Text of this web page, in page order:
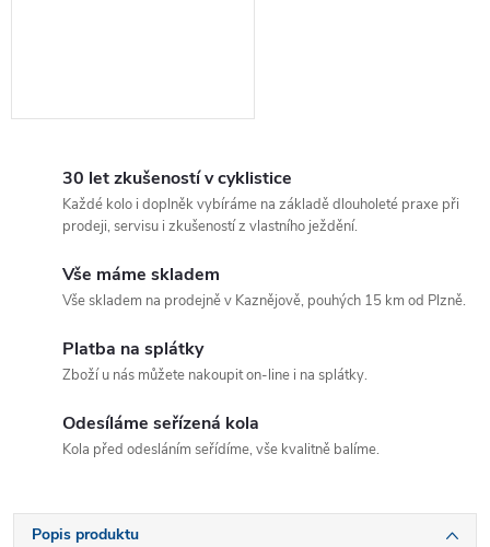
30 let zkušeností v cyklistice
Každé kolo i doplněk vybíráme na základě dlouholeté praxe při
prodeji, servisu i zkušeností z vlastního ježdění.
Vše máme skladem
Vše skladem na prodejně v Kaznějově, pouhých 15 km od Plzně.
Platba na splátky
Zboží u nás můžete nakoupit on-line i na splátky.
Odesíláme seřízená kola
Kola před odesláním seřídíme, vše kvalitně balíme.
Popis produktu